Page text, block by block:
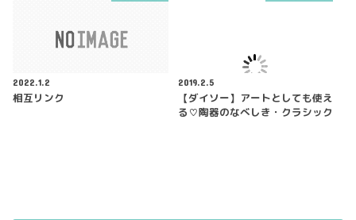
2022.1.2
相互リンク
2019.2.5
【ダイソー】アートとしても使え
る♡陶器のなべしき・クラシック